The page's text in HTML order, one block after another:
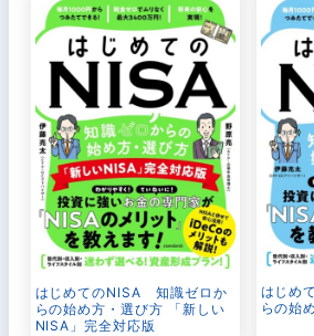
はじめてのNISA 知識ゼロか
らの始め方・選び方 「新しい
NISA」完全対応版
はじめ
らの始